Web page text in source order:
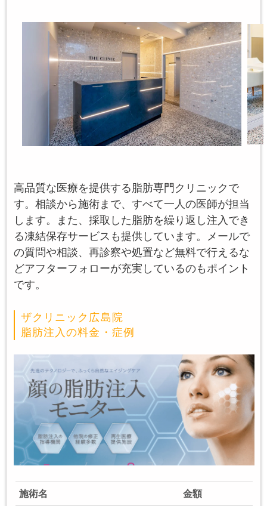
高品質な医療を提供する脂肪専門クリニックで
す。相談から施術まで、すべて一人の医師が担当
します。また、採取した脂肪を繰り返し注入でき
る凍結保存サービスも提供しています。メールで
の質問や相談、再診察や処置など無料で行えるな
どアフターフォローが充実しているのもポイント
です。
ザクリニック広島院
脂肪注入の料金・症例
施術名 金額